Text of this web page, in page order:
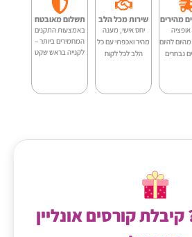
ואקוסטית
מהירים
אופציה
להיום
נבחרים
שירות מכל הלב
יחס אישי, מענה
מהיר ואכפתי עם כל
הלב לכל לקוח
תשלום מאובטח
באמצעות התקנים
המחמירים ביותר –
לקנייה בראש שקט
קורסים אונליין